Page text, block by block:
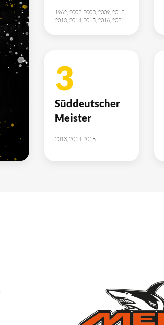
1962, 2002, 2003, 2009, 2012,
2013, 2014, 2015, 2016, 2021
3
Süddeutscher
Meister
2013, 2014, 2015